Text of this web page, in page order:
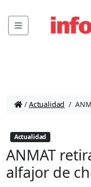
Menu
/ Actualidad /
Actualidad
ANMAT
alfajor de